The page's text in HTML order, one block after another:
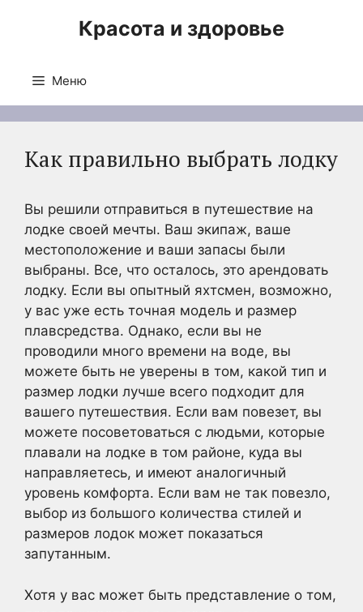
Красота и здоровье
Меню
Как правильно выбрать лодку
Вы решили отправиться в путешествие на
лодке своей мечты. Ваш экипаж, ваше
местоположение и ваши запасы были
выбраны. Все, что осталось, это арендовать
лодку. Если вы опытный яхтсмен, возможно,
у вас уже есть точная модель и размер
плавсредства. Однако, если вы не
проводили много времени на воде, вы
можете быть не уверены в том, какой тип и
размер лодки лучше всего подходит для
вашего путешествия. Если вам повезет, вы
можете посоветоваться с людьми, которые
плавали на лодке в том районе, куда вы
направляетесь, и имеют аналогичный
уровень комфорта. Если вам не так повезло,
выбор из большого количества стилей и
размеров лодок может показаться
запутанным.
Хотя у вас может быть представление о том,